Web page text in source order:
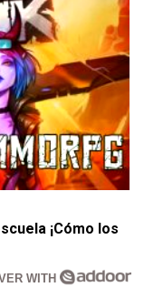
¡Cómo los
WITH